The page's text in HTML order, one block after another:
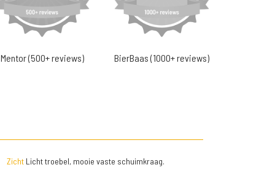
Mentor (500+ reviews) BierBaas (1000+ reviews)
ZichtLicht troebel, mooie vaste schuimkraag.